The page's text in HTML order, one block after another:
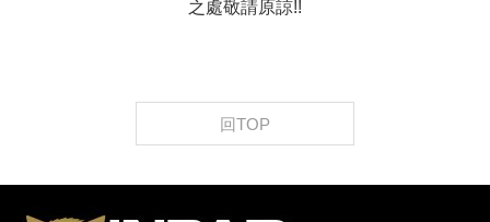
之處敬請原諒!!
回TOP